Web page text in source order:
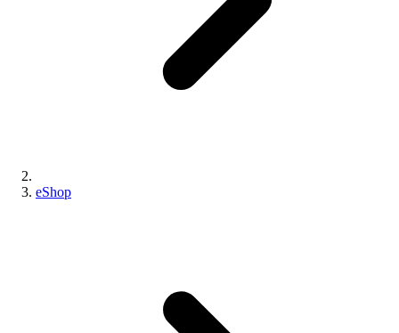
eShop